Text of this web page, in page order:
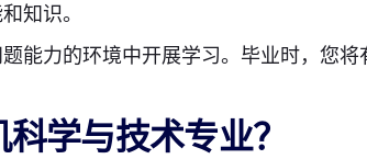
知识。
能力的环境中开展学习。毕业时，您
学与技术专业？